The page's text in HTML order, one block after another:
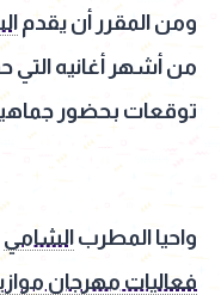
ومن المقرر أن يقدم
من أشهر أغانيه
توقعات بحضور
واحيا المطرب الشامي
فعاليات مهرجان